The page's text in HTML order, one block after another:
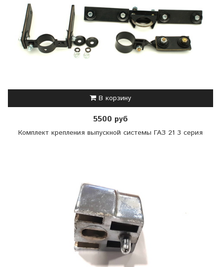
В корзину
5500 руб
Комплект крепления выпускной системы ГАЗ 21 3 серия